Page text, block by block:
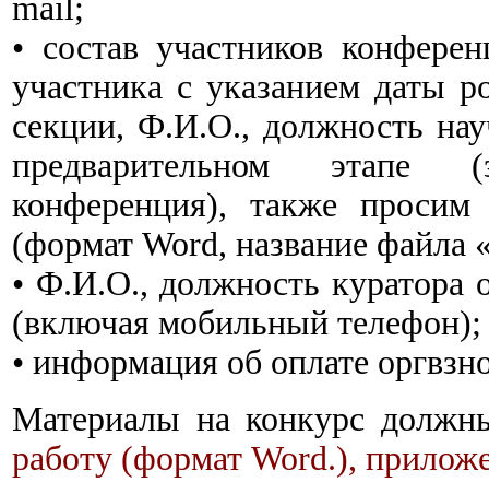
mail;
• состав участников
участника с указанием даты
секции, Ф.И.О., должность
предварительном этапе
конференция), также
(формат Word, название файла
• Ф.И.О., должность куратора
(включая мобильный телефон);
• информация об оплате
Материалы на конкурс
работу (формат Word.),